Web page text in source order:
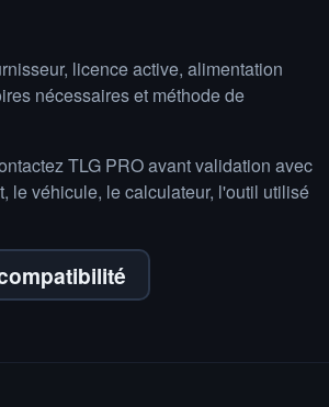
licence active, alimentation
nécessaires et méthode de
TLG PRO avant validation avec
le véhicule, le calculateur, l'outil utilisé